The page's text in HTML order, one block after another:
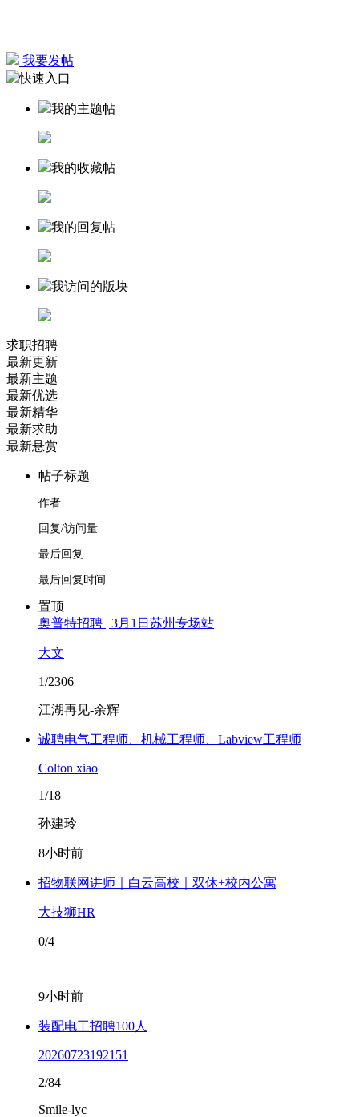
我要发帖
快速入口
我的主题帖
我的收藏帖
我的回复帖
我访问的版块
求职招聘
最新更新
最新主题
最新优选
最新精华
最新求助
最新悬赏
帖子标题
作者
回复/访问量
最后回复
最后回复时间
置顶
奥普特招聘 | 3月1日苏州专场站
大文
1/2306
江湖再见-余辉
诚聘电气工程师、机械工程师、Labview工程师
Colton xiao
1/18
孙建玲
8小时前
招物联网讲师｜白云高校｜双休+校内公寓
大技狮HR
0/4
9小时前
装配电工招聘100人
20260723192151
2/84
Smile-lyc